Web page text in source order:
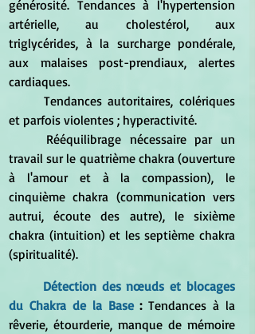
générosité. Tendances à l'hypertension
artérielle, au cholestérol, aux
triglycérides, à la surcharge pondérale,
aux malaises post-prendiaux, alertes
cardiaques.
et parfois violentes ; hyperactivité.
travail sur le quatrième chakra (ouverture
à l'amour et à la compassion), le
cinquième chakra (communication vers
autrui, écoute des autre), le sixième
chakra (intuition) et les septième chakra
(spiritualité).
Détection des nœuds et blocages
du Chakra de la Base : Tendances à la
rêverie, étourderie, manque de mémoire